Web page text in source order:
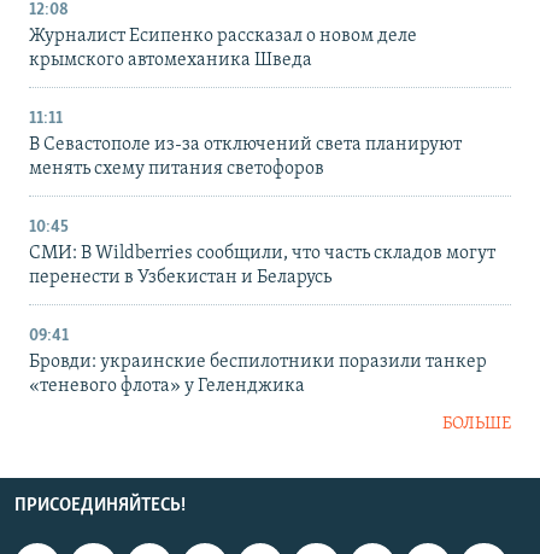
12:08
Журналист Есипенко рассказал о новом деле
крымского автомеханика Шведа
11:11
В Севастополе из-за отключений света планируют
менять схему питания светофоров
10:45
СМИ: В Wildberries сообщили, что часть складов могут
перенести в Узбекистан и Беларусь
09:41
Бровди: украинские беспилотники поразили танкер
«теневого флота» у Геленджика
БОЛЬШЕ
ПРИСОЕДИНЯЙТЕСЬ!